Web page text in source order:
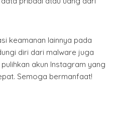
keamanan lainnya pada
diri dari malware juga
akun Instagram yang
Semoga bermanfaat!